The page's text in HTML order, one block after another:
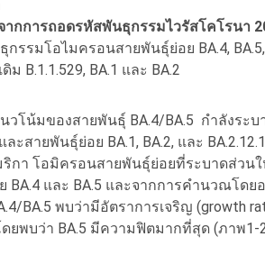
กการถอดรหัสพันธุกรรมไวรัสโคโรนา
กรรมโอไมครอนสายพันธุ์ย่อย BA.4,
ม B.1.1.529, BA.1 และ BA.2
วโน้มของสายพันธุ์ BA.4/BA.5 กำลังระ
และสายพันธุ์ย่อย BA.1, BA.2, และ
ริกา โอมิครอนสายพันธุ์ย่อยที่ระบาดส่วน
BA.4 และ BA.5 และจากการคำนวณโด
BA.5 พบว่ามีอัตราการเจริญ (growth
ดยพบว่า BA.5 มีความฟิตมากที่สุด (ภาพ1-